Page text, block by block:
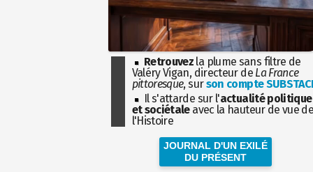
Retrouvez la plume sans filtre de
Valéry Vigan, directeur de La France
pittoresque, surson compte
Il s'attarde sur l'actualité politique
et sociétaleavec la hauteur de vue
l'Histoire
JOURNAL D'UN EXILÉ
DU PRÉSENT